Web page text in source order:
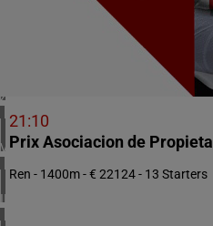
ZUID-AFRIKA
1 meeting(s)
VERENIGD KONINKRIJK
6 meeting(s)
IERLAND
2 meeting(s)
21:10
Ren - 1400m - € 22124 - 13 Starters